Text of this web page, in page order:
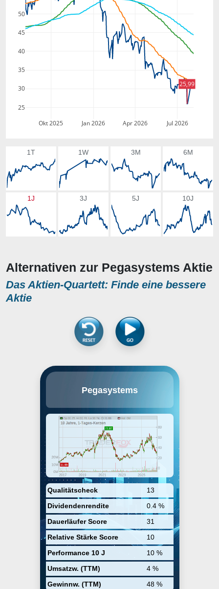
Okt 2025 Jan 2026 Apr 2026 Jul 2026
25
30
35
40
45
50
25,99
1T 1W 3M 6M
1J 3J 5J 10J
Alternativen zur Pegasystems Aktie
Das Aktien-Quartett: Finde eine bessere
Aktie
Pegasystems
Qualitätscheck
13
Dividendenrendite
0.4 %
Dauerläufer Score
31
Relative Stärke Score
10
Performance 10 J
10 %
Umsatzw. (TTM)
4 %
Gewinnw. (TTM)
48 %
development, market, license, and
organizations to build, deploy,
and change enterprise
applications. Its product, Pega
Infinity, helps connect enterprises
to their customers in real-time
across channels, streamline
business operations, and adapt to
meet changing requirements. The
company was founded by Alan
Trefler in 1983 and is
headquartered in Waltham, MA.